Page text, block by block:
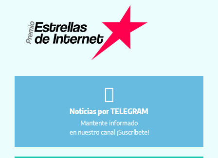
Noticias por TELEGRAM
Mantente informado
en nuestro canal ¡Suscríbete!